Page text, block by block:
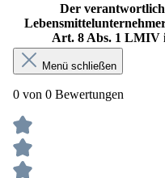
Der
Art. 8 Abs. 1 LMIV
Menü schließen
0 von 0 Bewertungen